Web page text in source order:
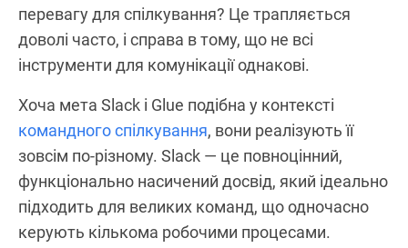
перевагу для спілкування? Це трапляється
доволі часто, і справа в тому, що не всі
інструменти для комунікації однакові.
Хоча мета Slack і Glue подібна у контексті
командного спілкування, вони реалізують її
зовсім по-різному. Slack — це повноцінний,
функціонально насичений досвід, який ідеально
підходить для великих команд, що одночасно
керують кількома робочими процесами.